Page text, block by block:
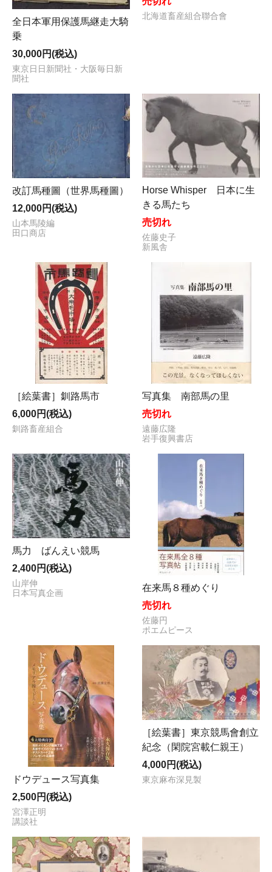
全日本軍用保護馬継走大騎
乗
30,000円(税込)
東京日日新聞社・大阪毎日新
聞社
北海道畜産組合聯合會
改訂馬種圖（世界馬種圖）
12,000円(税込)
山本馬陵編
田口商店
Horse Whisper 日本に生
きる馬たち
売切れ
佐藤史子
新風舎
［絵葉書］釧路馬市
6,000円(税込)
釧路畜産組合
写真集 南部馬の里
売切れ
遠藤広隆
岩手復興書店
馬力 ばんえい競馬
2,400円(税込)
山岸伸
日本写真企画
在来馬８種めぐり
売切れ
佐藤円
ポエムピース
ドウデュース写真集
2,500円(税込)
宮澤正明
講談社
［絵葉書］東京競馬會創立
紀念（閑院宮載仁親王）
4,000円(税込)
東京麻布深見製